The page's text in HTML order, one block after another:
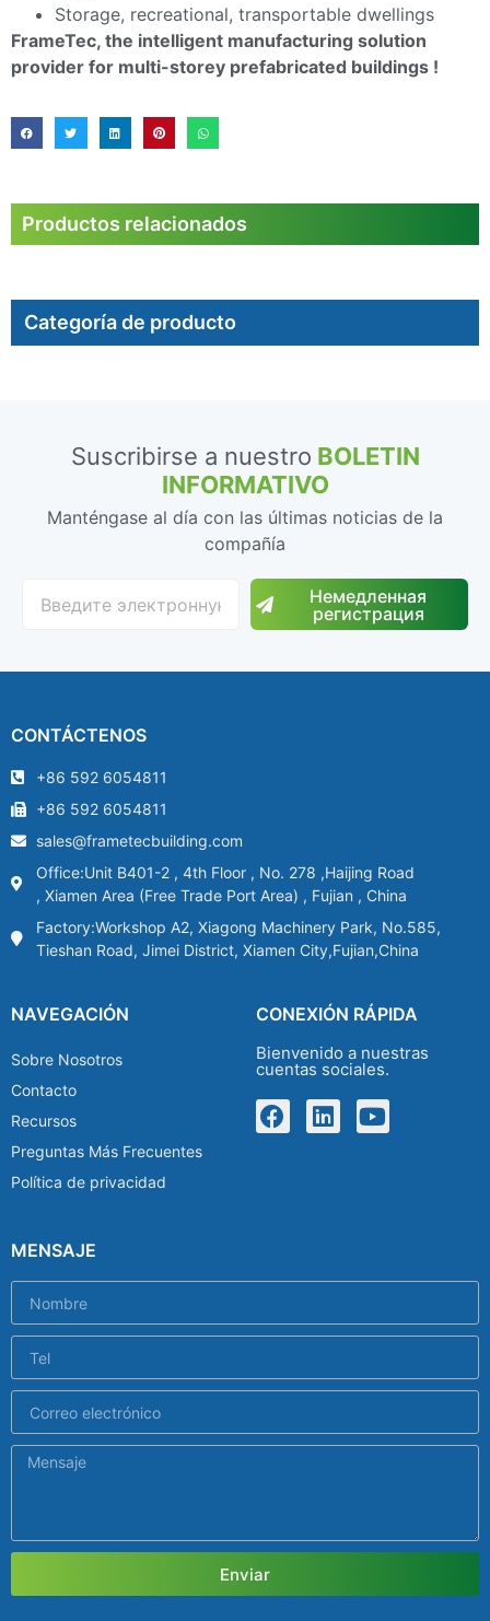
Categoría de producto
Storage, recreational, transportable dwellings
FrameTec, the intelligent manufacturing solution
provider for multi-storey prefabricated buildings !
Productos relacionados
Suscribirse a nuestro BOLETIN
INFORMATIVO
Manténgase al día con las últimas noticias de la
compañía
Немедленная
регистрация
CONTÁCTENOS
+86 592 6054811
+86 592 6054811
sales@frametecbuilding.com
Office:Unit B401-2 , 4th Floor , No. 278 ,Haijing Road
, Xiamen Area (Free Trade Port Area) , Fujian , China
Factory:Workshop A2, Xiagong Machinery Park, No.585,
Tieshan Road, Jimei District, Xiamen City,Fujian,China
NAVEGACIÓN
Sobre Nosotros
Contacto
Recursos
Preguntas Más Frecuentes
Política de privacidad
CONEXIÓN RÁPIDA
Bienvenido a nuestras
cuentas sociales.
MENSAJE
Enviar